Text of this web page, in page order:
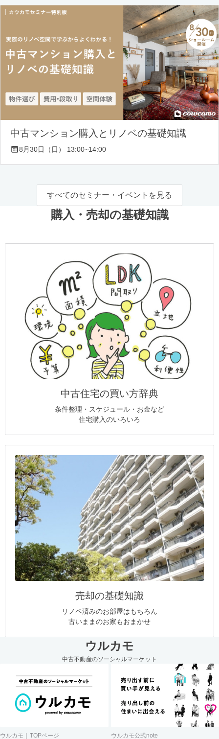
中古マンション購入とリノベの基礎知識
8月30日（日） 13:00~14:00
すべてのセミナー・イベントを見る
購入・売却の基礎知識
中古住宅の買い方辞典
条件整理・スケジュール・お金など
住宅購入のいろいろ
売却の基礎知識
リノベ済みのお部屋はもちろん
古いままのお家もおまかせ
ウルカモ
中古不動産のソーシャルマーケット
ウルカモ｜TOPページ ウルカモ公式note